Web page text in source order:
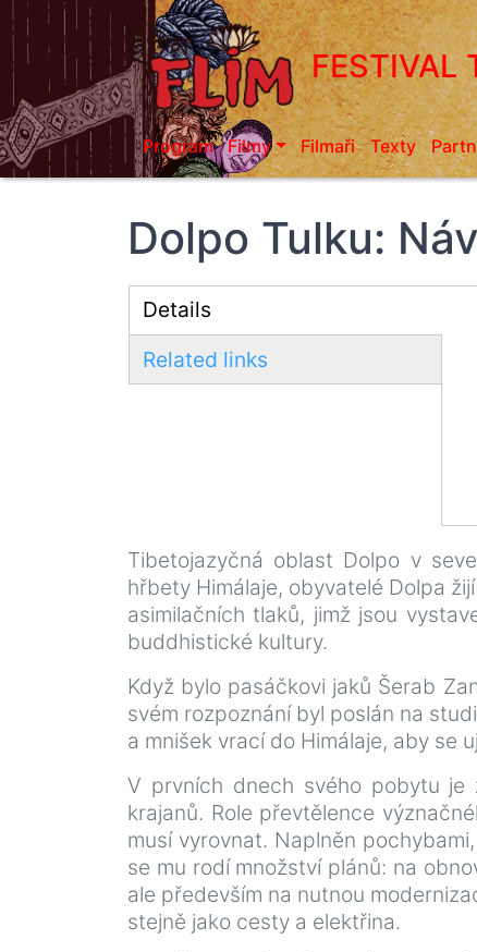
Přejít
hlavnímu
obsahu
FESTIVAL
Program Filmy Filmaři Texty
Dolpo Tulku:
Details
(aktivní
záložka)
Related links
Tibetojazyčná oblast Dolpo v
hřbety Himálaje, obyvatelé Dolpa
asimilačních tlaků, jimž jsou
buddhistické kultury.
Když bylo pasáčkovi jaků Šerab
svém rozpoznání byl poslán na
a mnišek vrací do Himálaje, aby se
V prvních dnech svého pobytu je
krajanů. Role převtělence
musí vyrovnat. Naplněn
se mu rodí množství plánů: na
ale především na nutnou
stejně jako cesty a elektřina.